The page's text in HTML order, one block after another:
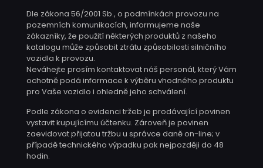
Dle zákona 56/2001 Sb., o podmínkách provozu na
pozemních komunikacích, informujeme naše
zákazníky, že použití některých produktů z našeho
katalogu může způsobit ztrátu způsobilosti silničního
vozidla k provozu.
Neváhejte prosím kontaktovat náš personál, který Vám
ochotně podá informace k výběru vhodného produktu
pro Vaše vozidlo i ohledně jeho schválení.
Podle zákona o evidenci tržeb je prodávající povinen
vystavit kupujícímu účtenku. Zároveň je povinen
zaevidovat přijatou tržbu u správce daně on-line; v
případě technického výpadku pak nejpozději do 48
hodin.